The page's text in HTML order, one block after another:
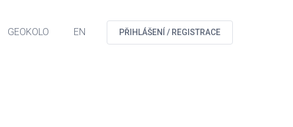
GEOKOLO EN PŘIHLÁŠENÍ / REGISTRACE